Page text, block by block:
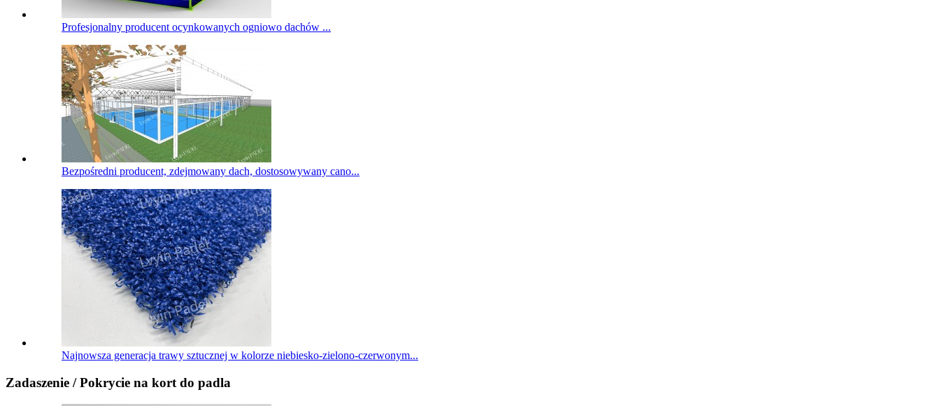
Profesjonalny producent ocynkowanych ogniowo dachów ...
Bezpośredni producent, zdejmowany dach, dostosowywany cano...
Najnowsza generacja trawy sztucznej w kolorze niebiesko-zielono-czerwonym...
Zadaszenie / Pokrycie na kort do padla